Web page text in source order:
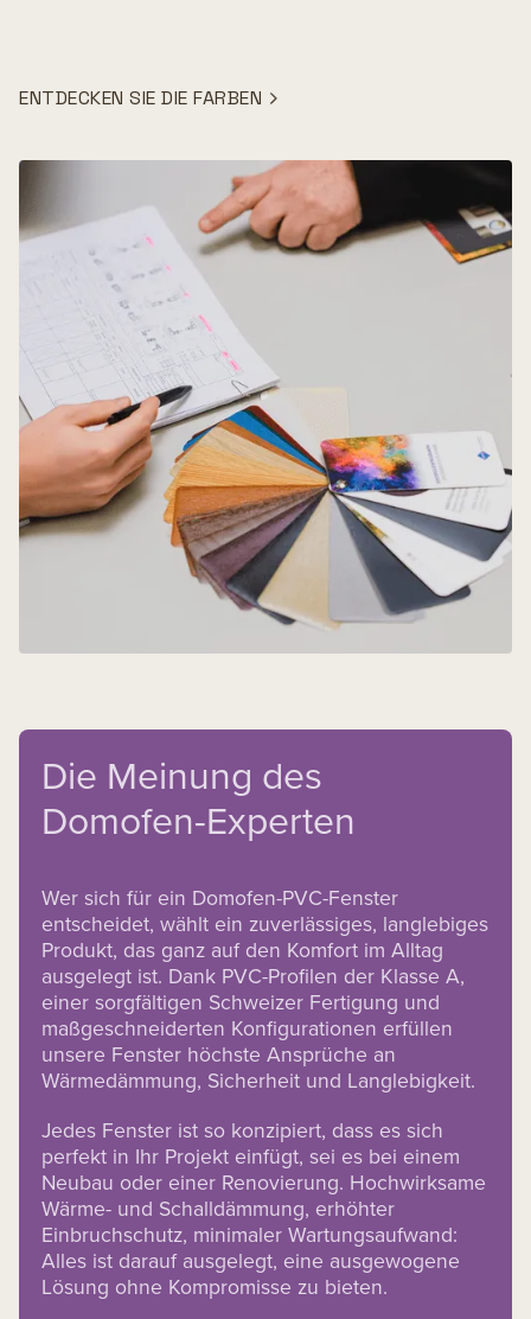
ENTDECKEN SIE DIE FARBEN
Die Meinung des
Domofen-Experten
Wer sich für ein Domofen-PVC-Fenster
entscheidet, wählt ein zuverlässiges, langlebiges
Produkt, das ganz auf den Komfort im Alltag
ausgelegt ist. Dank PVC-Profilen der Klasse A,
einer sorgfältigen Schweizer Fertigung und
maßgeschneiderten Konfigurationen erfüllen
unsere Fenster höchste Ansprüche an
Wärmedämmung, Sicherheit und Langlebigkeit.
Jedes Fenster ist so konzipiert, dass es sich
perfekt in Ihr Projekt einfügt, sei es bei einem
Neubau oder einer Renovierung. Hochwirksame
Wärme- und Schalldämmung, erhöhter
Einbruchschutz, minimaler Wartungsaufwand:
Alles ist darauf ausgelegt, eine ausgewogene
Lösung ohne Kompromisse zu bieten.